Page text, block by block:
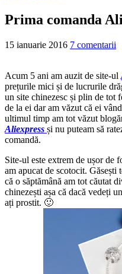
Prima comanda
15 ianuarie 2016 7 comentarii
Acum 5 ani am auzit de site-ul
prețurile mici și de lucrurile
un site chinezesc și plin de tot
de la ei dar am văzut că ei
ultimul timp am tot văzut
Aliexpress și nu puteam să
comandă.
Site-ul este extrem de ușor de
am apucat de scotocit.
că o săptămână am tot căutat
chinezești așa că dacă vedeți
ați prostit. 🙂